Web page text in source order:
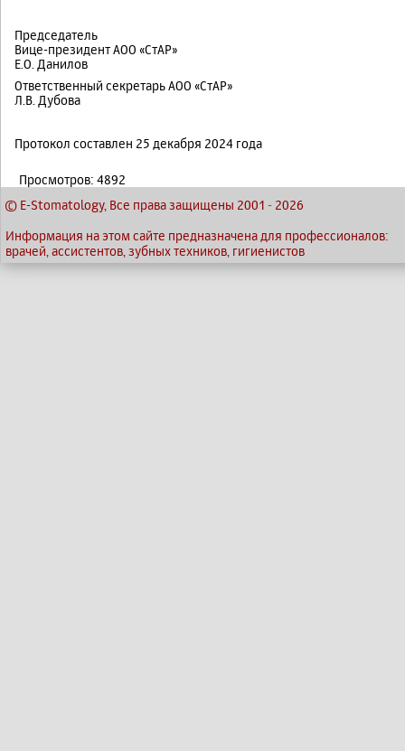
Председатель
Вице-президент АОО «СтАР»
Е.О. Данилов
Ответственный секретарь АОО «СтАР»
Л.В. Дубова
Протокол составлен 25 декабря 2024 года
Просмотров: 4892
© E-Stomatology, Все права защищены 2001 - 2026
Информация на этом сайте предназначена для профессионалов:
врачей, ассистентов, зубных техников, гигиенистов